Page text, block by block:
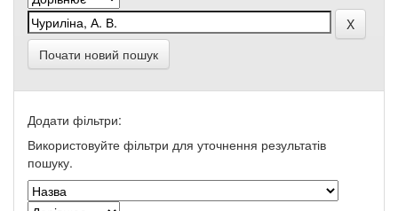
Почати новий пошук
Додати фільтри:
Використовуйте фільтри для уточнення результатів
пошуку.